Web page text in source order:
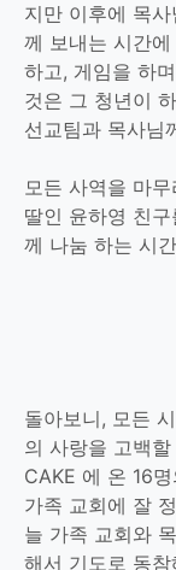
지만 이후에 목
께 보내는 시간
하고, 게임을 하
것은 그 청년이
선교팀과 목사님
모든 사역을 마
딸인 윤하영 친
께 나눔 하는 시
돌아보니, 모든
의 사랑을 고백
CAKE 에 온 16
가족 교회에 잘
늘 가족 교회와
해서 기도로 동